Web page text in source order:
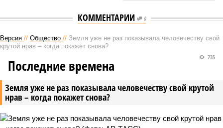
КОММЕНТАРИИ 0
Версия // Общество // Земля уже не раз показывала человечеству свой
крутой нрав – когда покажет снова?
Земля уже не раз показывала человечеству свой крутой
нрав – когда покажет снова?
735
Последние времена